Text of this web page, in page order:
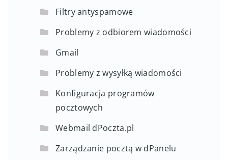
Filtry antyspamowe
Problemy z odbiorem wiadomości
Gmail
Problemy z wysyłką wiadomości
Konfiguracja programów
pocztowych
Webmail dPoczta.pl
Zarządzanie pocztą w dPanelu